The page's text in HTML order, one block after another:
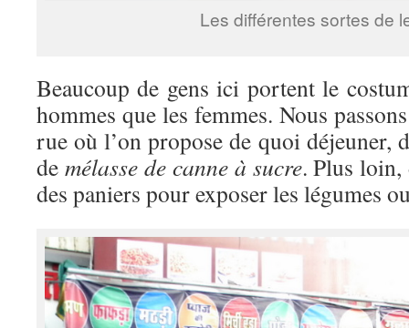
Les différentes sortes de
Beaucoup de gens ici portent le
hommes que les femmes. Nous
rue où l’on propose de quoi déjeuner,
de mélasse de canne à sucre. Plus loin,
des paniers pour exposer les légumes